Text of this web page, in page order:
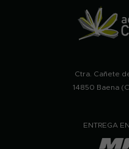
Ctra. Cañete
14850 Baena
ENTREGA